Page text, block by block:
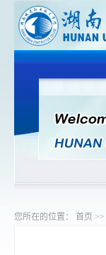
您所在的位置： 首页 >>